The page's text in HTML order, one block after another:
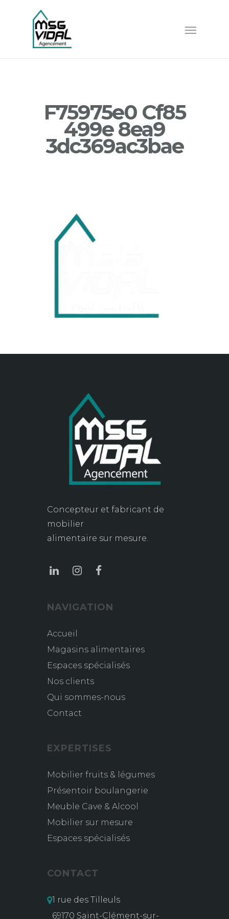
F75975e0 Cf85
499e 8ea9
3dc369ac3bae
Concepteur et fabricant de
mobilier
alimentaire sur mesure.
NAVIGATION
Accueil
Magasins alimentaires
Espaces spécialisés
Nos clients
Qui sommes-nous
Contact
EXPERTISES
Mobilier fruits & légumes
Présentoir boulangerie
Meuble Cave & Alcool
Mobilier sur mesure
Espaces spécialisés
CONTACT
1 rue des Tilleuls
69170 Saint-Clément-sur-